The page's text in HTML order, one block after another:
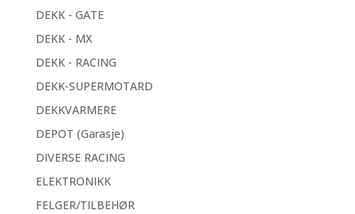
DEKK - GATE
DEKK - MX
DEKK - RACING
DEKK-SUPERMOTARD
DEKKVARMERE
DEPOT (Garasje)
DIVERSE RACING
ELEKTRONIKK
FELGER/TILBEHØR